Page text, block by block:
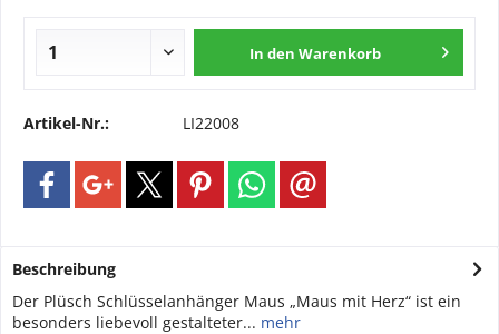
In den Warenkorb
Artikel-Nr.: LI22008
Beschreibung
Der Plüsch Schlüsselanhänger Maus „Maus mit Herz“ ist ein
besonders liebevoll gestalteter... mehr